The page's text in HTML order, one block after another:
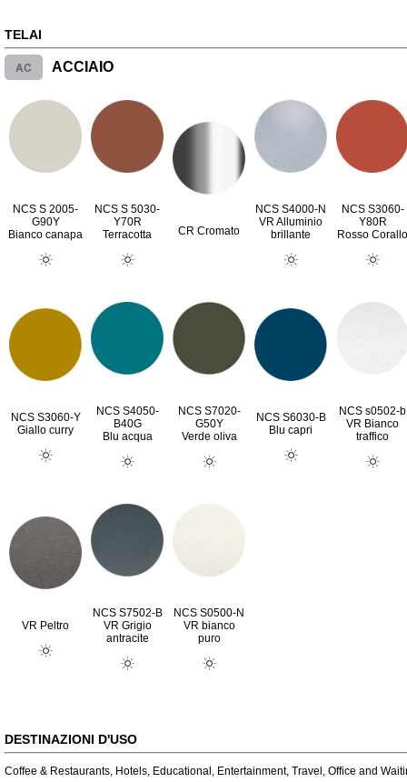
TELAI
AC ACCIAIO
NCS S 2005-
G90Y
Bianco canapa
NCS S 5030-
Y70R
Terracotta
CR Cromato
NCS S4000-N
VR Alluminio
brillante
NCS S3060-
Y80R
Rosso Corallo
NCS S3060-Y
Giallo curry
NCS S4050-
B40G
Blu acqua
NCS S7020-
G50Y
Verde oliva
NCS S6030-B
Blu capri
NCS s0502-b
VR Bianco
traffico
VR Peltro
NCS S7502-B
VR Grigio
antracite
NCS S0500-N
VR bianco
puro
DESTINAZIONI D'USO
Coffee & Restaurants, Hotels, Educational , Entertainment, Travel , Office and